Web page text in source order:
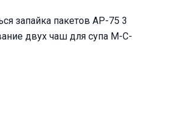
запайка пакетов AP-75 3
двух чаш для супа M-C-